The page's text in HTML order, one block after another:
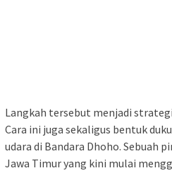
Langkah tersebut menjadi
Cara ini juga sekaligus bentuk
udara di Bandara Dhoho. Sebuah
Jawa Timur yang kini mulai